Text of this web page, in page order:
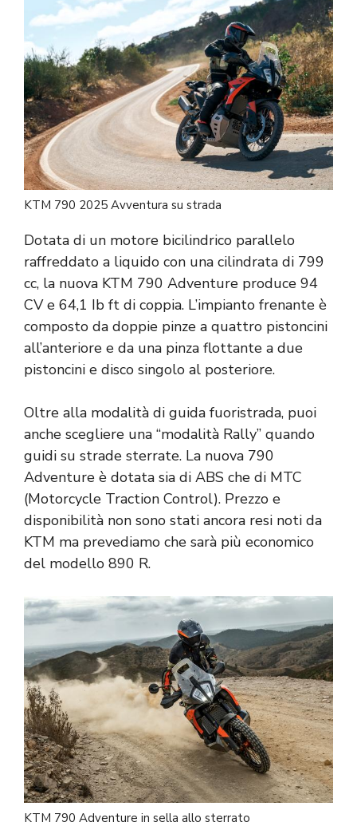
KTM 790 2025 Avventura su strada
Dotata di un motore bicilindrico parallelo
raffreddato a liquido con una cilindrata di 799
cc, la nuova KTM 790 Adventure produce 94
CV e 64,1 Ib ft di coppia. L’impianto frenante è
composto da doppie pinze a quattro pistoncini
all’anteriore e da una pinza flottante a due
pistoncini e disco singolo al posteriore.
Oltre alla modalità di guida fuoristrada, puoi
anche scegliere una “modalità Rally” quando
guidi su strade sterrate. La nuova 790
Adventure è dotata sia di ABS che di MTC
(Motorcycle Traction Control). Prezzo e
disponibilità non sono stati ancora resi noti da
KTM ma prevediamo che sarà più economico
del modello 890 R.
KTM 790 Adventure in sella allo sterrato